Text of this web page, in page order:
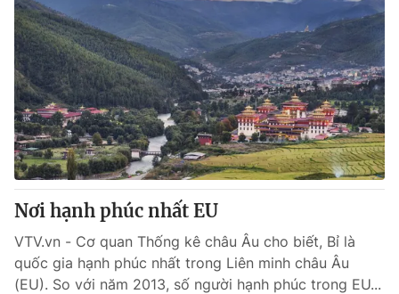
Nơi hạnh phúc nhất EU
VTV.vn - Cơ quan Thống kê châu Âu cho biết, Bỉ là
quốc gia hạnh phúc nhất trong Liên minh châu Âu
(EU). So với năm 2013, số người hạnh phúc trong EU...